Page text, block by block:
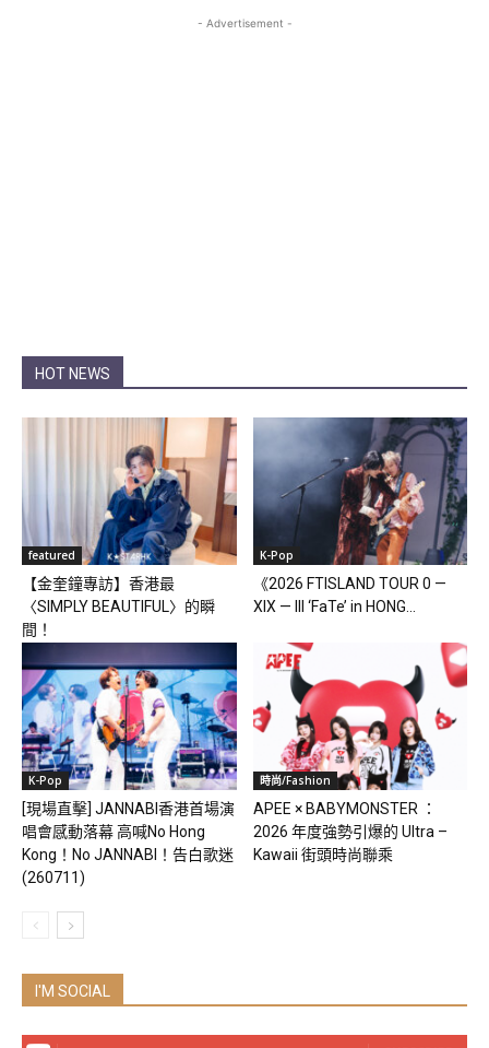
- Advertisement -
HOT NEWS
featured
【金奎鐘專訪】香港最
〈SIMPLY BEAUTIFUL〉的瞬
間！
K-Pop
《2026 FTISLAND TOUR 0 —
XIX — III ‘FaTe’ in HONG...
K-Pop
[現場直擊] JANNABI香港首場演
唱會感動落幕 高喊No Hong
Kong！No JANNABI！告白歌迷
(260711)
時尚/Fashion
APEE × BABYMONSTER ：
2026 年度強勢引爆的 Ultra –
Kawaii 街頭時尚聯乘
I'M SOCIAL